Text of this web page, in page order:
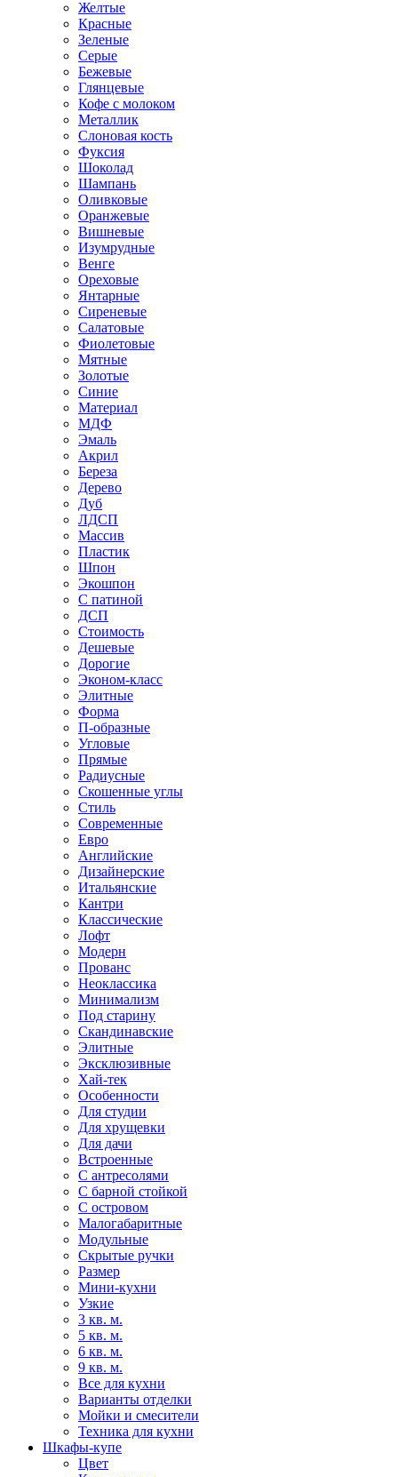
Желтые
Красные
Зеленые
Серые
Бежевые
Глянцевые
Кофе с молоком
Металлик
Слоновая кость
Фуксия
Шоколад
Шампань
Оливковые
Оранжевые
Вишневые
Изумрудные
Венге
Ореховые
Янтарные
Сиреневые
Салатовые
Фиолетовые
Мятные
Золотые
Синие
Материал
МДФ
Эмаль
Акрил
Береза
Дерево
Дуб
ЛДСП
Массив
Пластик
Шпон
Экошпон
С патиной
ДСП
Стоимость
Дешевые
Дорогие
Эконом-класс
Элитные
Форма
П-образные
Угловые
Прямые
Радиусные
Скошенные углы
Стиль
Современные
Евро
Английские
Дизайнерские
Итальянские
Кантри
Классические
Лофт
Модерн
Прованс
Неоклассика
Минимализм
Под старину
Скандинавские
Элитные
Эксклюзивные
Хай-тек
Особенности
Для студии
Для хрущевки
Для дачи
Встроенные
С антресолями
С барной стойкой
С островом
Малогабаритные
Модульные
Скрытые ручки
Размер
Мини-кухни
Узкие
3 кв. м.
5 кв. м.
6 кв. м.
9 кв. м.
Все для кухни
Варианты отделки
Мойки и смесители
Техника для кухни
Шкафы-купе
Цвет